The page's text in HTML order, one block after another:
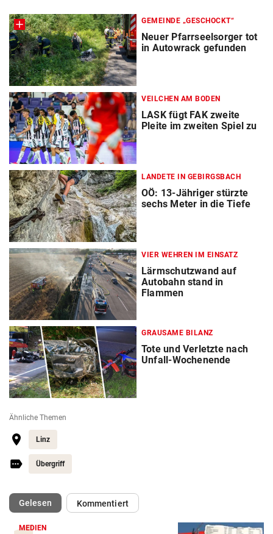
GEMEINDE „GESCHOCKT“
Neuer Pfarrseelsorger tot
in Autowrack gefunden
VEILCHEN AM BODEN
LASK fügt FAK zweite
Pleite im zweiten Spiel zu
LANDETE IN GEBIRGSBACH
OÖ: 13-Jähriger stürzte
sechs Meter in die Tiefe
VIER WEHREN IM EINSATZ
Lärmschutzwand auf
Autobahn stand in
Flammen
GRAUSAME BILANZ
Tote und Verletzte nach
Unfall-Wochenende
Ähnliche Themen
Linz
Übergriff
Gelesen(ausgewählt)Kommentiert
MEDIEN